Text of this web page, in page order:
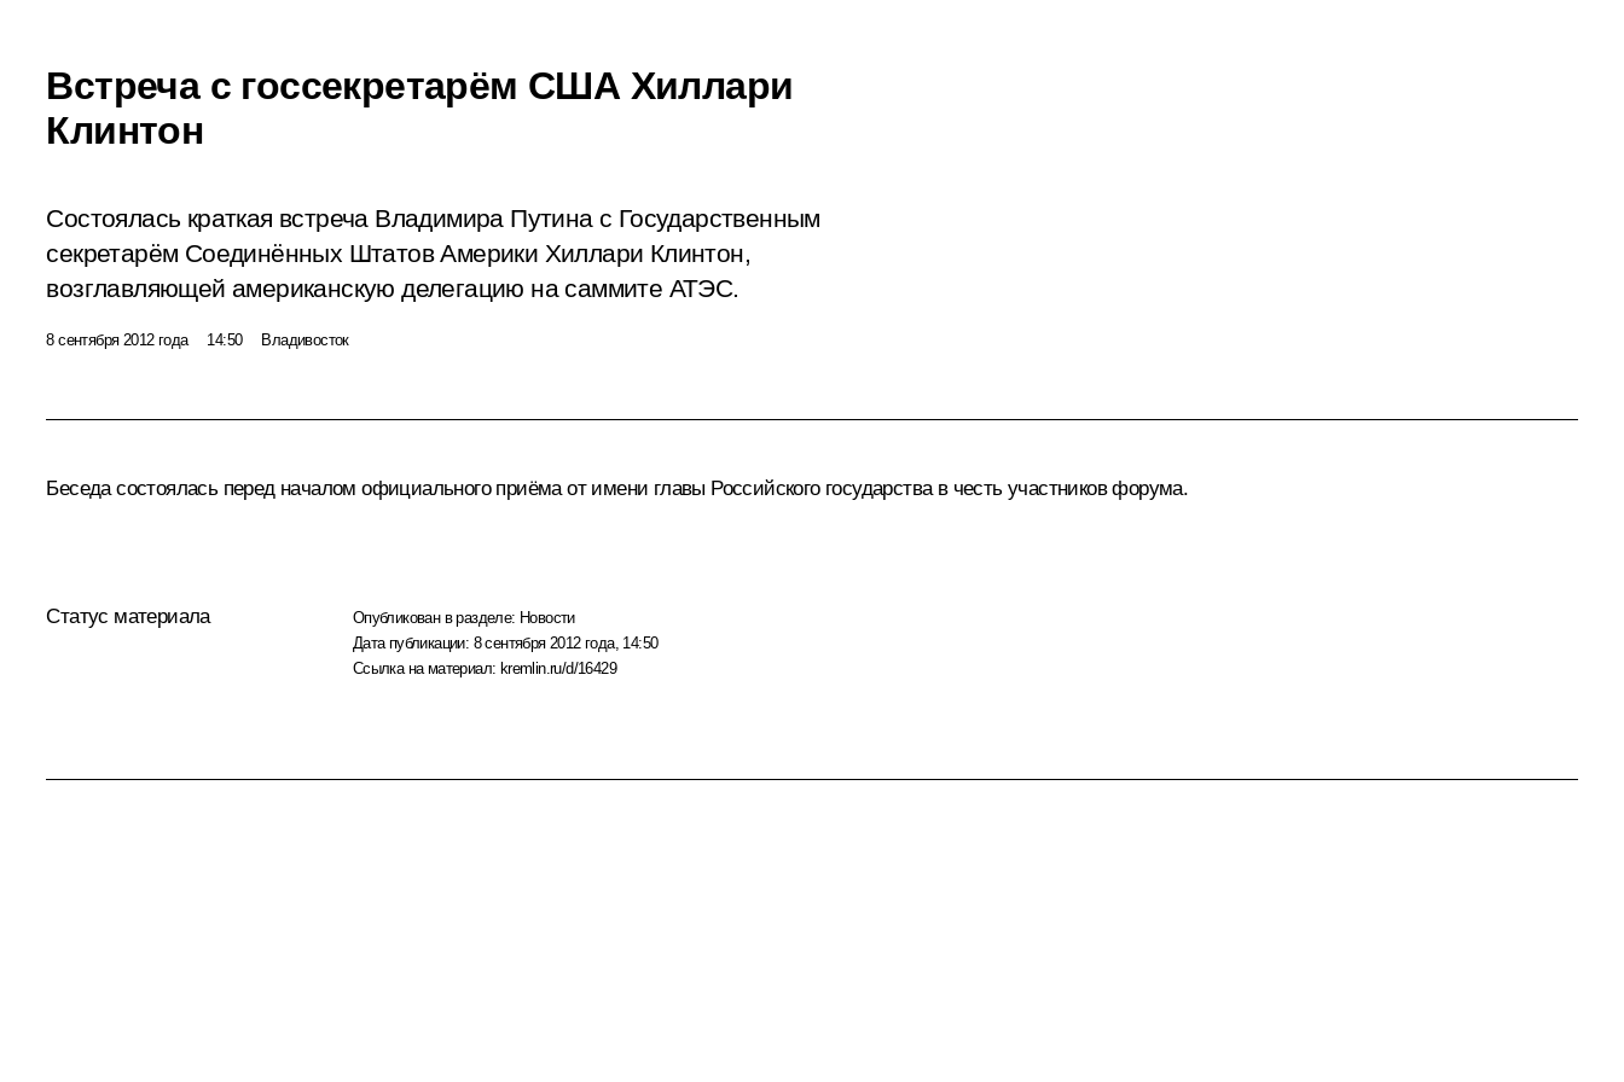
Встреча с госсекретарём США Хиллари
Клинтон
Состоялась краткая встреча Владимира Путина с Государственным
секретарём Соединённых Штатов Америки Хиллари Клинтон,
возглавляющей американскую делегацию на саммите АТЭС.
8 сентября 2012 года 14:50 Владивосток
Беседа состоялась перед началом официального приёма от имени главы Российского государства в честь участников форума.
Статус материала Опубликован в разделе: Новости
Дата публикации: 8 сентября 2012 года, 14:50
Ссылка на материал: kremlin.ru/d/16429